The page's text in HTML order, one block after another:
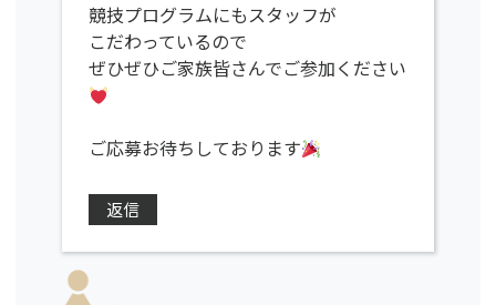
競技プログラムにもスタッフが
こだわっているので
ぜひぜひご家族皆さんでご参加ください
ご応募お待ちしております
返信